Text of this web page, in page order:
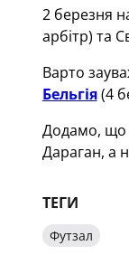
2 березня
арбітр) та
Варто
Бельгія(4
Додамо, що
Дараган, а
ТЕГИ
Футзал